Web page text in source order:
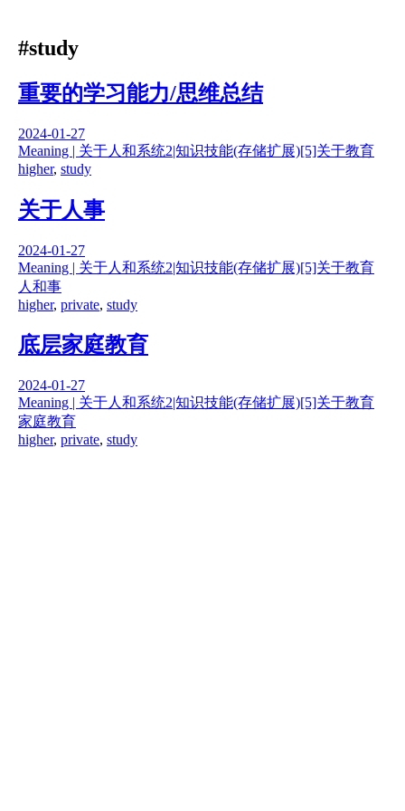
#study
重要的学习能力/思维总结
2024-01-27
Meaning | 关于人和系统2|知识技能(存储扩展)[5]关于教育
higher, study
关于人事
2024-01-27
Meaning | 关于人和系统2|知识技能(存储扩展)[5]关于教育
人和事
higher, private, study
底层家庭教育
2024-01-27
Meaning | 关于人和系统2|知识技能(存储扩展)[5]关于教育
家庭教育
higher, private, study